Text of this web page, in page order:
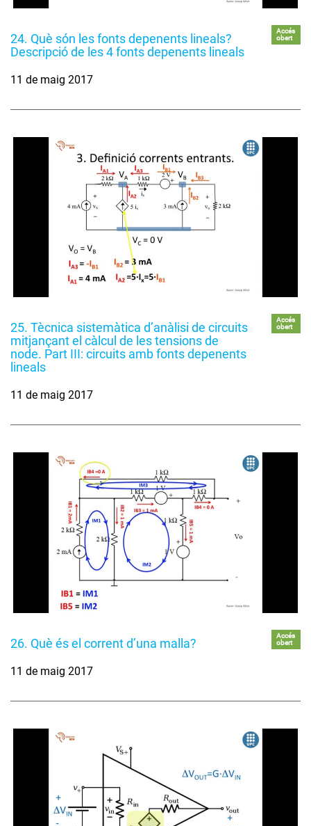
24. Què són les fonts depenents lineals?
Descripció de les 4 fonts depenents lineals
Accés
obert
11 de maig 2017
25. Tècnica sistemàtica d’anàlisi de circuits
mitjançant el càlcul de les tensions de
node. Part III: circuits amb fonts depenents
lineals
Accés
obert
11 de maig 2017
26. Què és el corrent d’una malla?
Accés
obert
11 de maig 2017